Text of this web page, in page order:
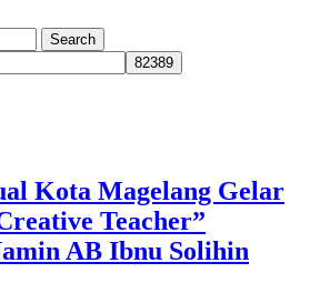
Kota Magelang Gelar
Teacher”
AB Ibnu Solihin